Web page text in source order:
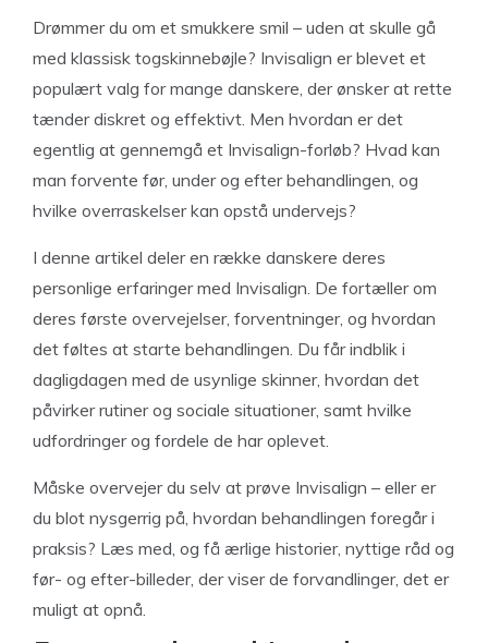
Drømmer du om et smukkere smil – uden at skulle gå
med klassisk togskinnebøjle? Invisalign er blevet et
populært valg for mange danskere, der ønsker at rette
tænder diskret og effektivt. Men hvordan er det
egentlig at gennemgå et Invisalign-forløb? Hvad kan
man forvente før, under og efter behandlingen, og
hvilke overraskelser kan opstå undervejs?
I denne artikel deler en række danskere deres
personlige erfaringer med Invisalign. De fortæller om
deres første overvejelser, forventninger, og hvordan
det føltes at starte behandlingen. Du får indblik i
dagligdagen med de usynlige skinner, hvordan det
påvirker rutiner og sociale situationer, samt hvilke
udfordringer og fordele de har oplevet.
Måske overvejer du selv at prøve Invisalign – eller er
du blot nysgerrig på, hvordan behandlingen foregår i
praksis? Læs med, og få ærlige historier, nyttige råd og
før- og efter-billeder, der viser de forvandlinger, det er
muligt at opnå.